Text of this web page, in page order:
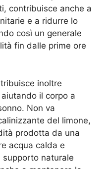
contribuisce anche a
e a ridurre lo
così un generale
fin dalle prime ore
inoltre
il corpo a
Non va
del limone,
prodotta da una
acqua calda e
supporto naturale